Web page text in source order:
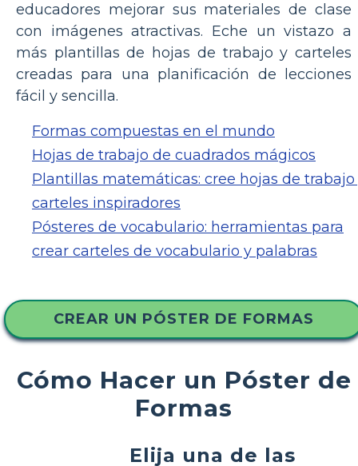
educadores mejorar sus materiales de clase
con imágenes atractivas. Eche un vistazo a
más plantillas de hojas de trabajo y carteles
creadas para una planificación de lecciones
fácil y sencilla.
Formas compuestas en el mundo
Hojas de trabajo de cuadrados mágicos
Plantillas matemáticas: cree hojas de trabajo
carteles inspiradores
Pósteres de vocabulario: herramientas para
crear carteles de vocabulario y palabras
CREAR UN PÓSTER DE FORMAS
Cómo Hacer un Póster de
Formas
Elija una de las